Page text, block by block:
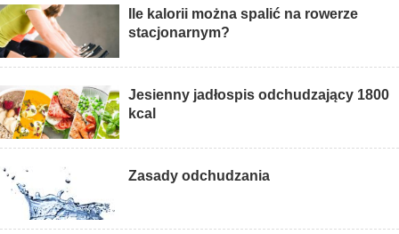
Ile kalorii można spalić na rowerze
stacjonarnym?
Jesienny jadłospis odchudzający 1800
kcal
Zasady odchudzania